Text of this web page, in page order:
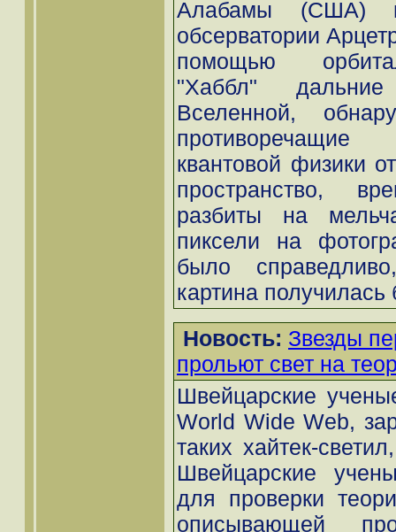
Алабамы (США) и
обсерватории
помощью
"Хаббл"
Вселенной,
квантовой физики
пространство,
разбиты на
пиксели на
было
картина
Новость: Звезды
прольют свет на
Швейцарские
World Wide Web,
таких хайтек-
Швейцарские
для проверки
описывающей